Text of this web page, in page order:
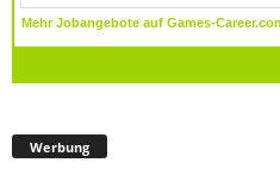
Werbung